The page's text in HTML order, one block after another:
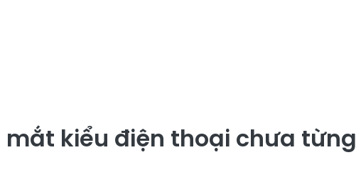
kiểu điện thoại chưa từng